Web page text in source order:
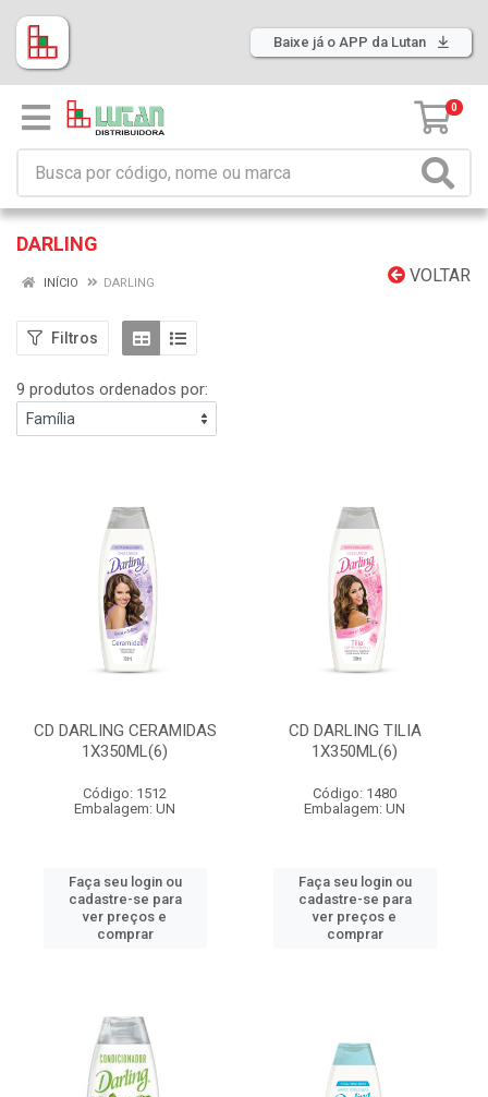
Baixe já o APP da Lutan
0
DARLING
VOLTAR
INÍCIO DARLING
Filtros
9 produtos ordenados por:
CD DARLING CERAMIDAS
1X350ML(6)
Código: 1512
Embalagem: UN
Faça seu login ou
cadastre-se para
ver preços e
comprar
CD DARLING TILIA
1X350ML(6)
Código: 1480
Embalagem: UN
Faça seu login ou
cadastre-se para
ver preços e
comprar